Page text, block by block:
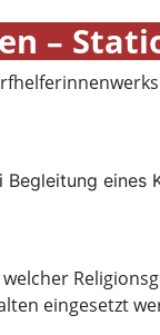
–
eines
eingesetzt